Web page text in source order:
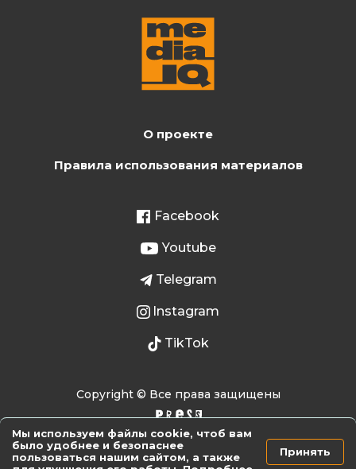
О проекте
Правила использования материалов
Facebook
Youtube
Telegram
Instagram
TikTok
Copyright © Все права защищены
Мы используем файлы cookie, чтоб вам
было удобнее и безопаснее
пользоваться нашим сайтом, а также
Принять